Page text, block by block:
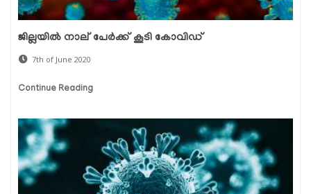
ജില്ലയില്‍ നാല് പേര്‍ക്ക് കൂടി കോവിഡ്
7th of June 2020
Continue Reading